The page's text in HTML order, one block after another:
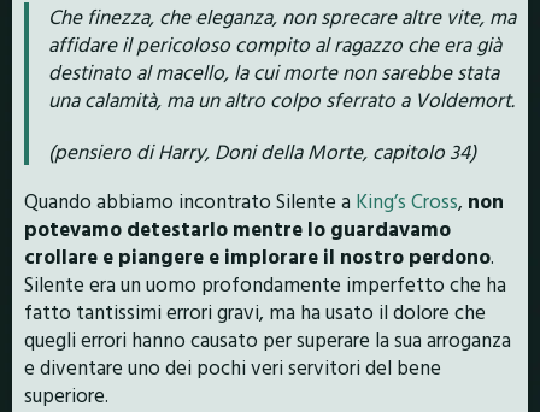
Che finezza, che eleganza, non sprecare altre vite, ma
affidare il pericoloso compito al ragazzo che era già
destinato al macello, la cui morte non sarebbe stata
una calamità, ma un altro colpo sferrato a Voldemort.
(pensiero di Harry, Doni della Morte, capitolo 34)
Quando abbiamo incontrato Silente a King’s Cross, non
potevamo detestarlo mentre lo guardavamo
crollare e piangere e implorare il nostro perdono.
Silente era un uomo profondamente imperfetto che ha
fatto tantissimi errori gravi, ma ha usato il dolore che
quegli errori hanno causato per superare la sua arroganza
e diventare uno dei pochi veri servitori del bene
superiore.